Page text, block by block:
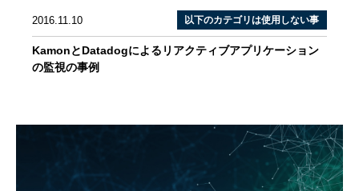
2016.11.10 以下のカテゴリは使用しない事
KamonとDatadogによるリアクティブアプリケーション
の監視の事例